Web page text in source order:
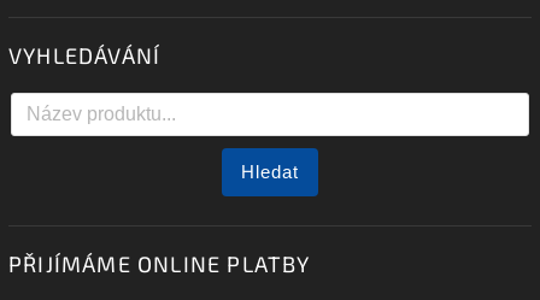
VYHLEDÁVÁNÍ
Hledat
PŘIJÍMÁME ONLINE PLATBY